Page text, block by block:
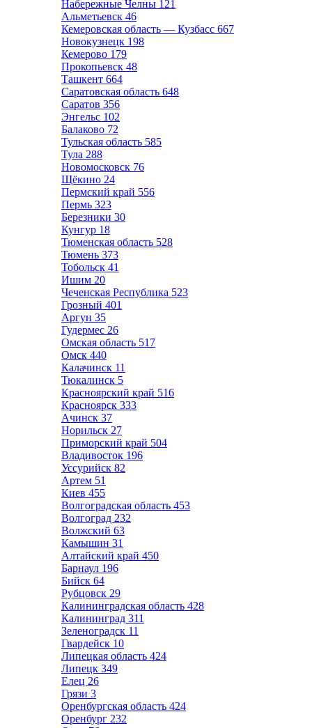
Набережные Челны 121
Альметьевск 46
Кемеровская область — Кузбасс 667
Новокузнецк 198
Кемерово 179
Прокопьевск 48
Ташкент 664
Саратовская область 648
Саратов 356
Энгельс 102
Балаково 72
Тульская область 585
Тула 288
Новомосковск 76
Щёкино 24
Пермский край 556
Пермь 323
Березники 30
Кунгур 18
Тюменская область 528
Тюмень 373
Тобольск 41
Ишим 20
Чеченская Республика 523
Грозный 401
Аргун 35
Гудермес 26
Омская область 517
Омск 440
Калачинск 11
Тюкалинск 5
Красноярский край 516
Красноярск 333
Ачинск 37
Норильск 27
Приморский край 504
Владивосток 196
Уссурийск 82
Артем 51
Киев 455
Волгоградская область 453
Волгоград 232
Волжский 63
Камышин 31
Алтайский край 450
Барнаул 196
Бийск 64
Рубцовск 29
Калининградская область 428
Калининград 311
Зеленоградск 11
Гвардейск 10
Липецкая область 424
Липецк 349
Елец 26
Грязи 3
Оренбургская область 424
Оренбург 232